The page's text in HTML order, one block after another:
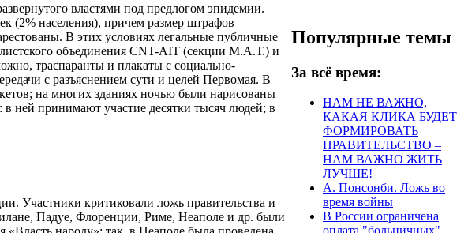
властями под предлогом эпидемии.
(2% населения), причем размер штрафов
В этих условиях легальные публичные
объединения CNT-AIT (cекции М.А.Т.) и
траспаранты и плакаты с социально-
с разъяснением сути и целей Первомая. В
на многих зданиях ночью были нарисованы
в ней принимают участие десятки тысяч людей; в
Участники критиковали ложь правительства и
Падуе, Флоренции, Риме, Неаполе и др. были
Популярные темы
За всё время:
НАМ НЕ ВАЖНО,
КАКАЯ КЛИКА БУДЕТ
ФОРМИРОВАТЬ
ПРАВИТЕЛЬСТВО –
НАМ ВАЖНО ЖИТЬ
ЛУЧШЕ!
А. Понсонби. Ложь во
время войны
В России ограничена